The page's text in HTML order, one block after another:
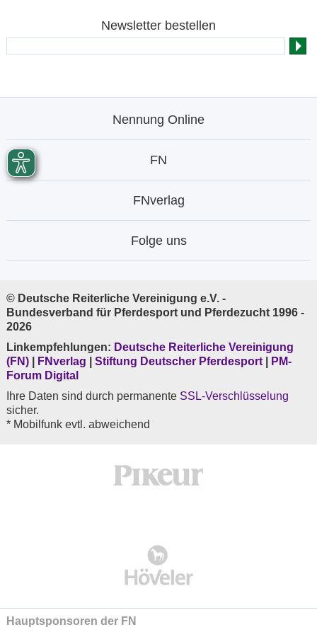
Newsletter bestellen
Nennung Online
FN
FNverlag
Folge uns
© Deutsche Reiterliche Vereinigung e.V. -
Bundesverband für Pferdesport und Pferdezucht 1996 -
2026
Linkempfehlungen: Deutsche Reiterliche Vereinigung
(FN)
FNverlag Stiftung Deutscher Pferdesport
PM-
Forum Digital
Ihre Daten sind durch permanente SSL-Verschlüsselung
sicher.
* Mobilfunk evtl. abweichend
Hauptsponsoren der FN